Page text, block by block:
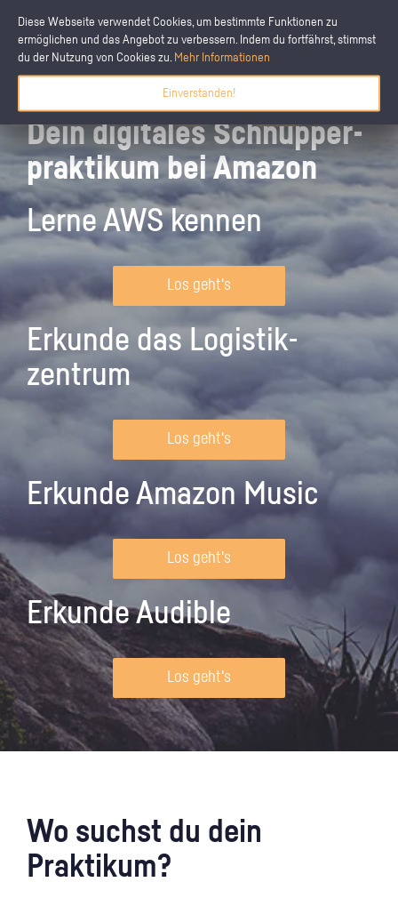
Diese Webseite verwendet Cookies, um bestimmte Funktionen zu
ermöglichen und das Angebot zu verbessern. Indem du fortfährst, stimmst
du der Nutzung von Cookies zu. Mehr Informationen
Einverstanden!
Dein digitales Schnupper­
praktikum bei Amazon
Lerne AWS kennen
Los geht's
Erkunde das Logistik­
zentrum
Los geht's
Erkunde Amazon Music
Los geht's
Erkunde Audible
Los geht's
Wo suchst du dein
Praktikum?